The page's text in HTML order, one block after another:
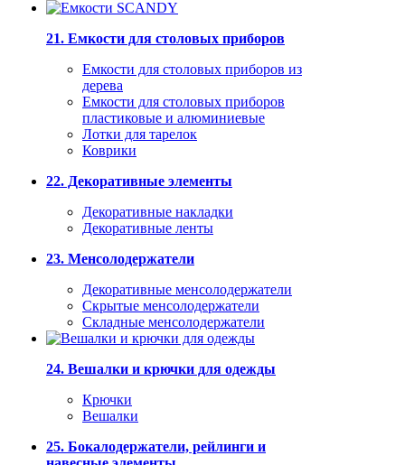
21. Емкости для столовых приборов
Емкости для столовых приборов из
дерева
Емкости для столовых приборов
пластиковые и алюминиевые
Лотки для тарелок
Коврики
22. Декоративные элементы
Декоративные накладки
Декоративные ленты
23. Менсолодержатели
Декоративные менсолодержатели
Скрытые менсолодержатели
Складные менсолодержатели
24. Вешалки и крючки для одежды
Крючки
Вешалки
25. Бокалодержатели, рейлинги и